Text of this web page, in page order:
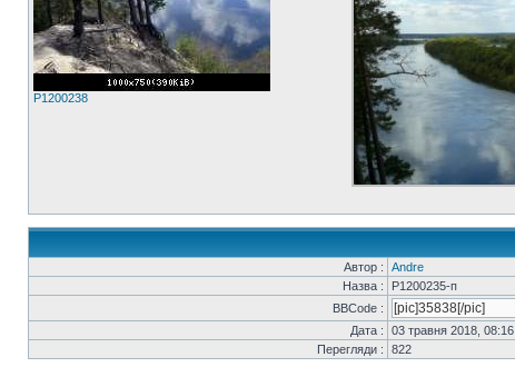
P1200238
Автор :
Andre
Назва :
P1200235-п
BBCode :
Дата :
03 травня 2018, 08:16
Перегляди :
822